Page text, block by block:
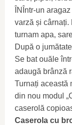
ÎNÎntr-un
varză și cârnați.
turnam apa,
După o
Se bat ouăle
adaugă brânză
Turnați această
din nou modul
caserolă
Caserola cu